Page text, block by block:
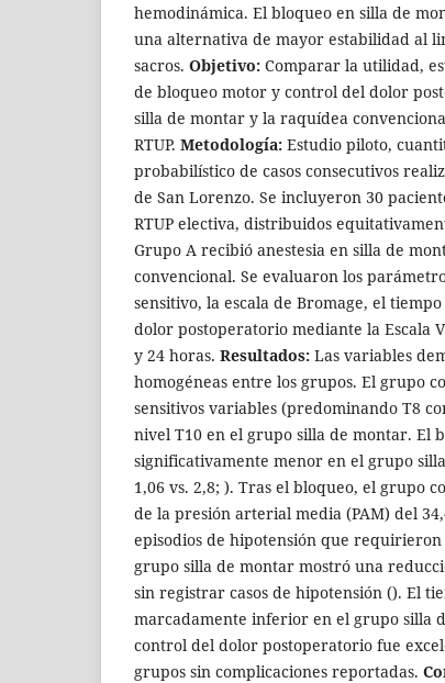
hemodinámica. El bloqueo en silla de
una alternativa de mayor estabilidad al
sacros. Objetivo: Comparar la utilidad,
de bloqueo motor y control del dolor
silla de montar y la raquídea
RTUP. Metodología: Estudio piloto,
probabilístico de casos consecutivos
de San Lorenzo. Se incluyeron 30
RTUP electiva, distribuidos
Grupo A recibió anestesia en silla de
convencional. Se evaluaron los
sensitivo, la escala de Bromage, el
dolor postoperatorio mediante la Escala
y 24 horas. Resultados: Las variables
homogéneas entre los grupos. El grupo
sensitivos variables (predominando T8
nivel T10 en el grupo silla de montar. El
significativamente menor en el grupo
1,06 vs. 2,8; ). Tras el bloqueo, el grupo
de la presión arterial media (PAM) del
episodios de hipotensión que
grupo silla de montar mostró una
sin registrar casos de hipotensión (). El
marcadamente inferior en el grupo silla
control del dolor postoperatorio fue
grupos sin complicaciones reportadas.